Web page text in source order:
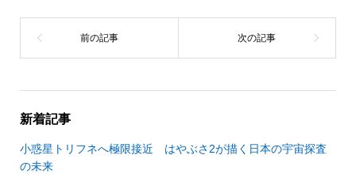
新着記事
小惑星トリフネへ極限接近 はやぶさ2が描く日本の宇宙探査
の未来